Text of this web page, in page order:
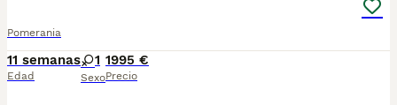
Pomerania
11 semanas
Edad
1
Sexo
1995 €
Precio